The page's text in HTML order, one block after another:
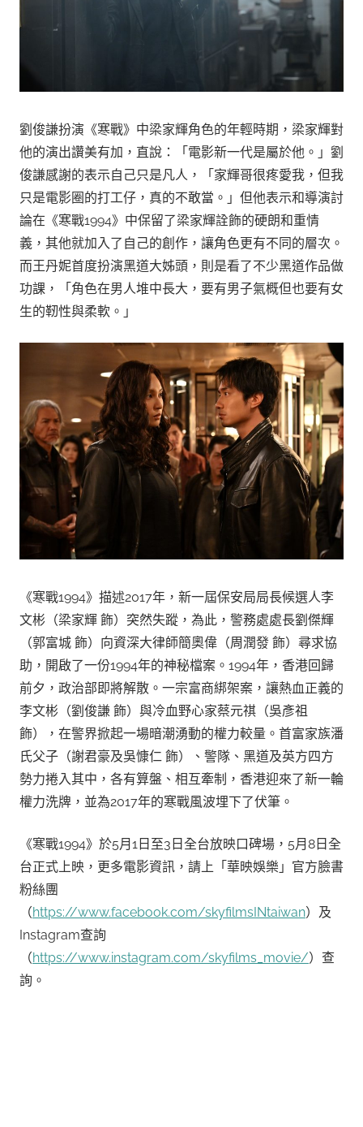
劉俊謙扮演《寒戰》中梁家輝角色的年輕時期，梁家輝對
他的演出讚美有加，直說：「電影新一代是屬於他。」劉
俊謙感謝的表示自己只是凡人，「家輝哥很疼愛我，但我
只是電影圈的打工仔，真的不敢當。」但他表示和導演討
論在《寒戰1994》中保留了梁家輝詮飾的硬朗和重情
義，其他就加入了自己的創作，讓角色更有不同的層次。
而王丹妮首度扮演黑道大姊頭，則是看了不少黑道作品做
功課，「角色在男人堆中長大，要有男子氣概但也要有女
生的靭性與柔軟。」
《寒戰1994》描述2017年，新一屆保安局局長候選人李
文彬（梁家輝 飾）突然失蹤，為此，警務處處長劉傑輝
（郭富城 飾）向資深大律師簡奧偉（周潤發 飾）尋求協
助，開啟了一份1994年的神秘檔案。1994年，香港回歸
前夕，政治部即將解散。一宗富商綁架案，讓熱血正義的
李文彬（劉俊謙 飾）與冷血野心家蔡元祺（吳彥祖
飾），在警界掀起一場暗潮湧動的權力較量。首富家族潘
氏父子（謝君豪及吳慷仁 飾）、警隊、黑道及英方四方
勢力捲入其中，各有算盤、相互牽制，香港迎來了新一輪
權力洗牌，並為2017年的寒戰風波埋下了伏筆。
《寒戰1994》於5月1日至3日全台放映口碑場，5月8日全
台正式上映，更多電影資訊，請上「華映娛樂」官方臉書
粉絲團
（https://www.facebook.com/skyfilmsINtaiwan）及
Instagram查詢
（https://www.instagram.com/skyfilms_movie/）查
詢。